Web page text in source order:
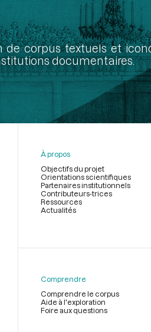
corpus textuels et
documentaires.
page
À propos
Objectifs du projet
Orientations scientifiques
Partenaires institutionnels
Contributeurs-trices
Ressources
Actualités
Comprendre
Comprendre le corpus
Aide à l'exploration
Foire aux questions